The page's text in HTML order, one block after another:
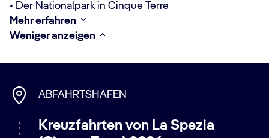
• Der Nationalpark in Cinque Terre
Mehr erfahren
Weniger anzeigen
ABFAHRTSHAFEN
Kreuzfahrten von La Spezia